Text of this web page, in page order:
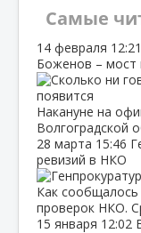
Самые
14 февраля 12:21
Боженов – мост
Накануне на
Волгоградской
28 марта 15:46
ревизий в НКО
Как
проверок НКО.
15 января 12:02